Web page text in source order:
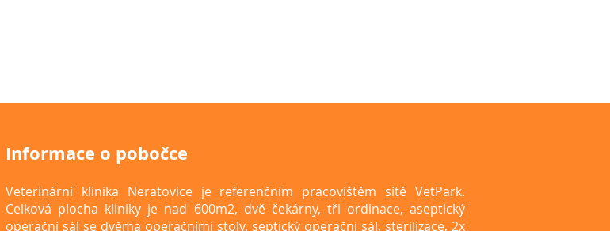
Informace o pobočce
Veterinární klinika Neratovice je referenčním pracovištěm sítě VetPark.
Celková plocha kliniky je nad 600m2, dvě čekárny, tři ordinace, aseptický
operační sál se dvěma operačními stoly, septický operační sál, sterilizace, 2x